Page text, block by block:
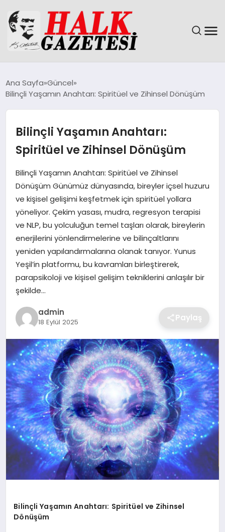
DÜNYA
EĞITIM
EKONOMI
MAGAZIN
SAĞLIK
SIYASET
SPOR
TEKNOLOJI
YAŞAM
Ana Sayfa Güncel
Bilinçli Yaşamın Anahtarı: Spiritüel ve Zihinsel Dönüşüm
Bilinçli Yaşamın Anahtarı:
Spiritüel ve Zihinsel Dönüşüm
Bilinçli Yaşamın Anahtarı: Spiritüel ve Zihinsel
Dönüşüm Günümüz dünyasında, bireyler içsel huzuru
ve kişisel gelişimi keşfetmek için spiritüel yollara
yöneliyor. Çekim yasası, mudra, regresyon terapisi
ve NLP, bu yolculuğun temel taşları olarak, bireylerin
enerjilerini yönlendirmelerine ve bilinçaltlarını
yeniden yapılandırmalarına olanak tanıyor. Yunus
Yeşil’in platformu, bu kavramları birleştirerek,
parapsikoloji ve kişisel gelişim tekniklerini anlaşılır bir
şekilde…
admin
18 Eylül 2025 Paylaş
Bilinçli Yaşamın Anahtarı: Spiritüel ve Zihinsel
Dönüşüm